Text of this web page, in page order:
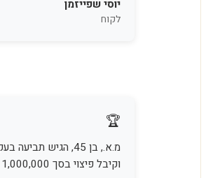
לקוחה נאמנה, הגישה
לביטוח לאומי ולקרן הפנסיה,
בציבור. אחרי הליכים
התביעות אושרו, והיא